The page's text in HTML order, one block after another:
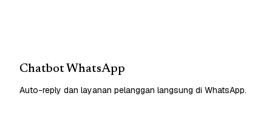
Chatbot WhatsApp
Auto-reply dan layanan pelanggan langsung di WhatsApp.